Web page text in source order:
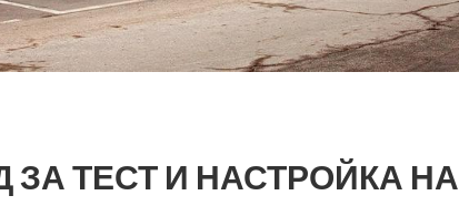
ЗА ТЕСТ И НАСТРОЙКА НА